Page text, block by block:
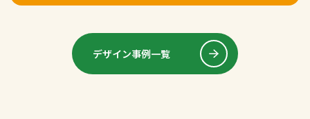
デザイン事例一覧